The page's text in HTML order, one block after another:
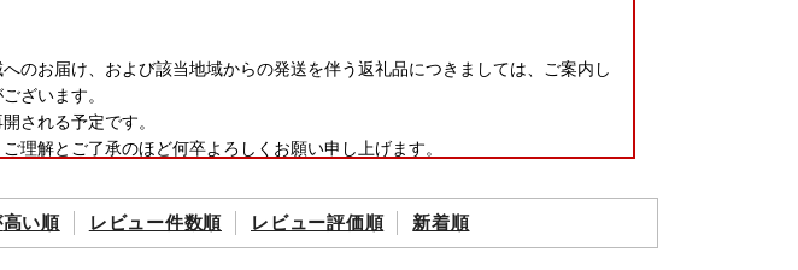
のお届け、および該当地域からの発送を伴う返礼品につきましては、ご案内し
ざいます。
される予定です。
理解とご了承のほど何卒よろしくお願い申し上げます。
高い順 レビュー件数順 レビュー評価順 新着順